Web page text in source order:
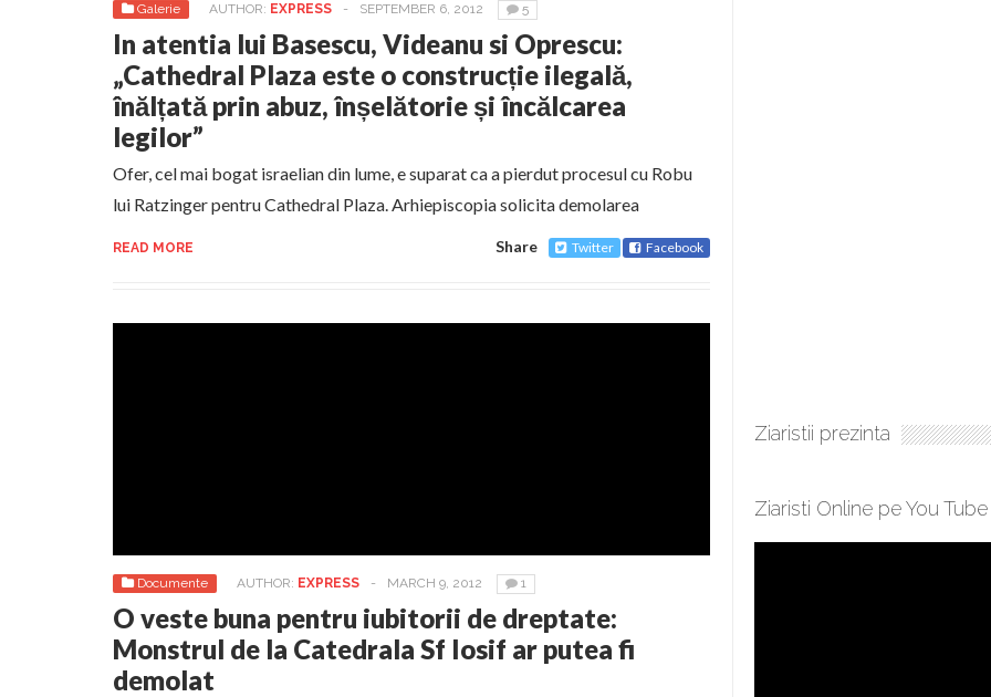
Galerie AUTHOR: EXPRESS - SEPTEMBER 6, 2012 5
In atentia lui Basescu, Videanu si Oprescu:
„Cathedral Plaza este o construcție ilegală,
înălțată prin abuz, înșelătorie și încălcarea
legilor”
Ofer, cel mai bogat israelian din lume, e suparat ca a pierdut procesul cu Robu
lui Ratzinger pentru Cathedral Plaza. Arhiepiscopia solicita demolarea
READ MORE Share Twitter Facebook
Documente AUTHOR: EXPRESS - MARCH 9, 2012 1
O veste buna pentru iubitorii de dreptate:
Monstrul de la Catedrala Sf Iosif ar putea fi
demolat
Ziaristii prezinta
Ziaristi Online pe You Tube